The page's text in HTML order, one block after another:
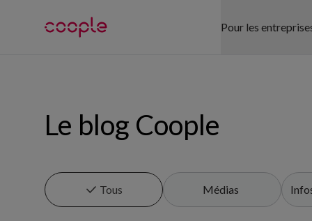
Pour les
Hôtellerie-
Le blog Coople
Tous Médias